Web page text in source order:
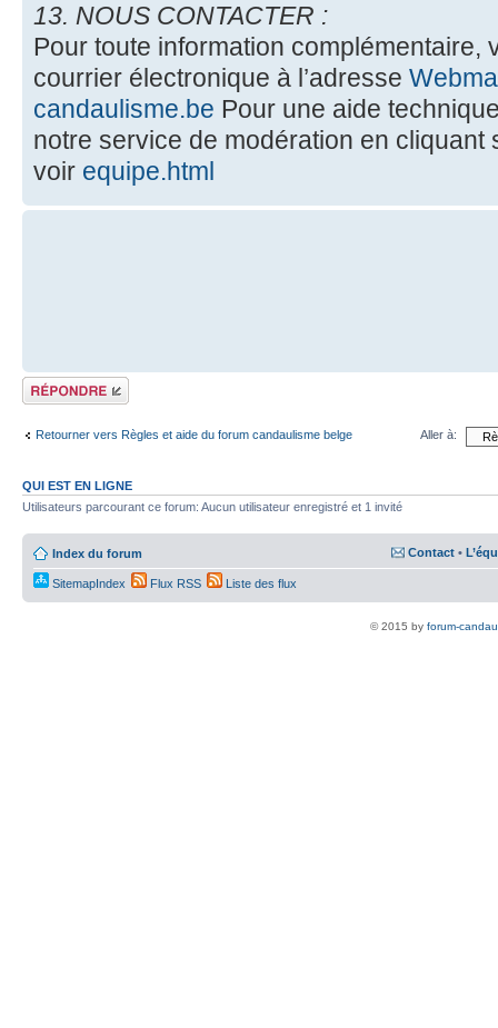
13. NOUS CONTACTER :
Pour toute information complémentaire,
courrier électronique à l’adresse
candaulisme.be Pour une aide
notre service de modération en cliquant
voir equipe.html
Répondre
Retourner vers Règles et aide du forum candaulisme belge Aller à:
QUI EST EN LIGNE
Utilisateurs parcourant ce forum: Aucun utilisateur enregistré et 1 invité
Index du forum Contact •
SitemapIndex Flux RSS Liste des flux
© 2015 by forum-